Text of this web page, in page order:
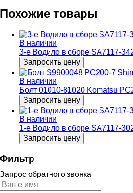
Похожие товары
В наличии
3-е Водило в сборе SA7117-
Запросить цену
В наличии
Болт 01010-81020 Komatsu
Запросить цену
В наличии
1-е Водило в сборе SA7117-
Запросить цену
Фильтр
Запрос обратного звонка